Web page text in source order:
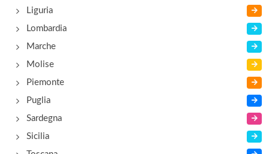
Alla Fontana
Liguria
Lombardia
Marche
Molise
Piemonte
Puglia
Sardegna
Sicilia